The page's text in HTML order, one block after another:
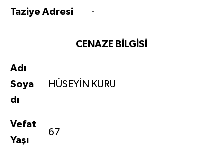
Taziye Adresi -
CENAZE BİLGİSİ
Adı
Soya
dı
HÜSEYİN KURU
Vefat
Yaşı
67